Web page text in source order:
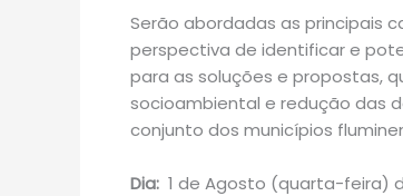
Serão abordadas as principais
perspectiva de identificar e
para as soluções e propostas,
socioambiental e redução das
conjunto dos municípios
Dia: 1 de Agosto (quarta-feira)